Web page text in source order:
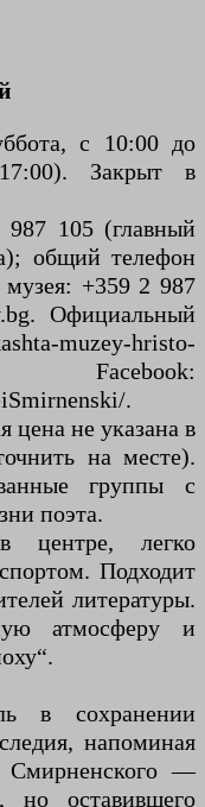
с 10:00 до
Закрыт в
105 (главный
общий телефон
музея: +359 2 987
Официальный
muzey-hristo-
.
цена не указана в
на месте).
группы с
поэта.
центре, легко
Подходит
литературы.
атмосферу и
в сохранении
напоминая
Смирненского —
но оставившего